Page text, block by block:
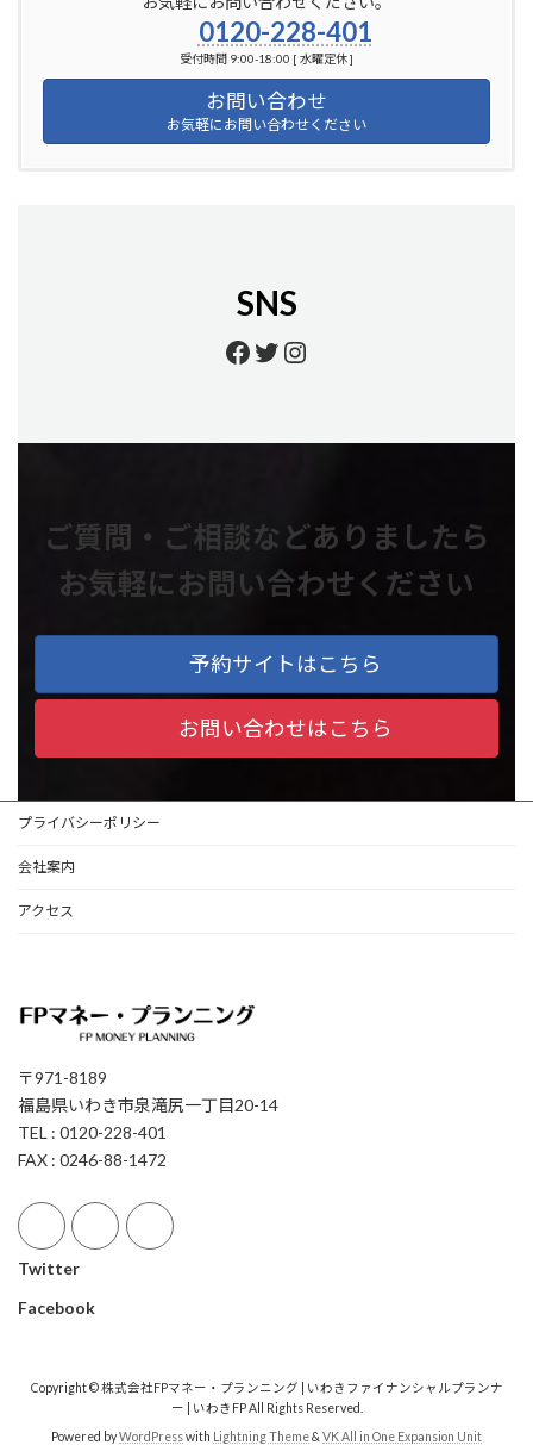
0120-228-401
受付時間 9:00-18:00 [ 水曜定休 ]
お問い合わせ
お気軽にお問い合わせください
SNS
https://
https://twitter.com/
https://
ご質問・ご相談などありましたら
お気軽にお問い合わせください
予約サイトはこちら
お問い合わせはこちら
プライバシーポリシー
会社案内
アクセス
〒971-8189
福島県いわき市泉滝尻一丁目20-14
TEL : 0120-228-401
FAX : 0246-88-1472
Twitter
Facebook
Copyright © 株式会社FPマネー・プランニング | いわきファイナンシャルプランナ
ー | いわきFP All Rights Reserved.
Powered byWordPresswith Lightning Theme& VK All in One Expansion Unit